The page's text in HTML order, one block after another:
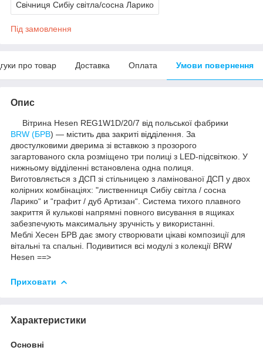
Свічниця Сибіу світла/сосна Ларико
Під замовлення
про товар Доставка Оплата Умови повернення
Опис
Вітрина Hesen REG1W1D/20/7 від польської фабрики
BRW (БРВ) — містить два закриті відділення. За
двостулковими дверима зі вставкою з прозорого
загартованого скла розміщено три полиці з LED-підсвіткою. У
нижньому відділенні встановлена одна полиця.
Виготовляється з ДСП зі стільницею з ламінованої ДСП у двох
колірних комбінаціях: "лиственниця Сибіу світла / сосна
Ларико“ и “графит / дуб Артизан“. Система тихого плавного
закриття й кулькові напрямні повного висування в ящиках
забезпечують максимальну зручність у використанні.
Меблі Хесен БРВ дає змогу створювати цікаві композиції для
вітальні та спальні. Подивитися всі модулі з колекції BRW
Hesen ==>
Приховати
Характеристики
Основні